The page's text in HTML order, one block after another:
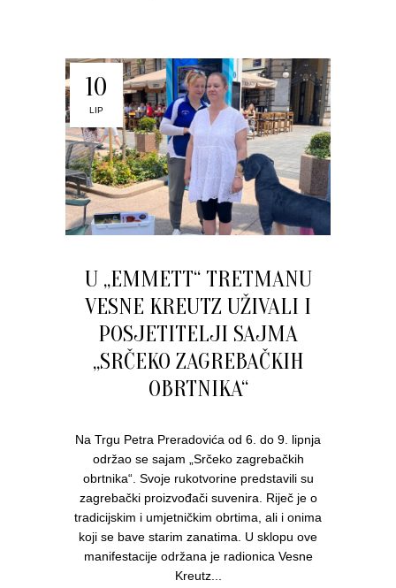
10
LIP
U „EMMETT“ TRETMANU
VESNE KREUTZ UŽIVALI I
POSJETITELJI SAJMA
„SRČEKO ZAGREBAČKIH
OBRTNIKA“
Na Trgu Petra Preradovića od 6. do 9. lipnja
održao se sajam „Srčeko zagrebačkih
obrtnika“. Svoje rukotvorine predstavili su
zagrebački proizvođači suvenira. Riječ je o
tradicijskim i umjetničkim obrtima, ali i onima
koji se bave starim zanatima. U sklopu ove
manifestacije održana je radionica Vesne
Kreutz...